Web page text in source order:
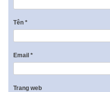
Tên *
Email *
Trang web